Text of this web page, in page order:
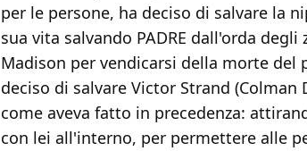
per le persone, ha deciso di salvare la
sua vita salvando PADRE dall'orda
Madison per vendicarsi della morte del
deciso di salvare Victor Strand
come aveva fatto in precedenza:
con lei all'interno, per permettere alle